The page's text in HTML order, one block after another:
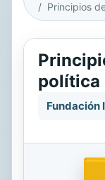
Principios
política
Fundación